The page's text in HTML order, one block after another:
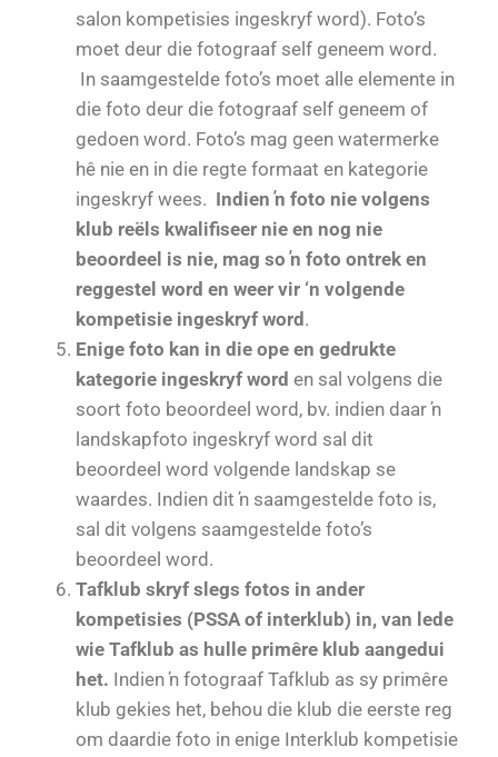
salon kompetisies ingeskryf word). Foto’s
moet deur die fotograaf self geneem word.
In saamgestelde foto’s moet alle elemente in
die foto deur die fotograaf self geneem of
gedoen word. Foto’s mag geen watermerke
hê nie en in die regte formaat en kategorie
ingeskryf wees. Indien ŉ foto nie volgens
klub reëls kwalifiseer nie en nog nie
beoordeel is nie, mag so ŉ foto ontrek en
reggestel word en weer vir ‘n volgende
kompetisie ingeskryf word .
Enige foto kan in die ope en gedrukte
kategorie ingeskryf word en sal volgens die
soort foto beoordeel word, bv. indien daar ŉ
landskapfoto ingeskryf word sal dit
beoordeel word volgende landskap se
waardes. Indien dit ŉ saamgestelde foto is,
sal dit volgens saamgestelde foto’s
beoordeel word.
Tafklub skryf slegs fotos in ander
kompetisies (PSSA of interklub) in, van lede
wie Tafklub as hulle primêre klub aangedui
het. Indien ŉ fotograaf Tafklub as sy primêre
klub gekies het, behou die klub die eerste reg
om daardie foto in enige Interklub kompetisie